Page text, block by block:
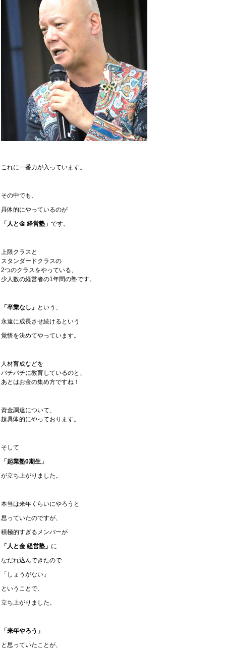
これに一番力が入っています。
その中でも、
具体的にやっているのが
「人と金 経営塾」 です。
上限クラスと
スタンダードクラスの
2つのクラスをやっている、
少人数の経営者の1年間の塾です。
「卒業なし」 という、
永遠に成長させ続けるという
覚悟を決めてやっています。
人材育成などを
バチバチに教育しているのと、
あとはお金の集め方ですね！
資金調達について、
超具体的にやっております。
そして
「起業塾0期生」
が立ち上がりました。
本当は来年くらいにやろうと
思っていたのですが、
積極的すぎるメンバーが
「人と金 経営塾」 に
なだれ込んできたので
「しょうがない」
ということで、
立ち上がりました。
「来年やろう」
と思っていたことが、